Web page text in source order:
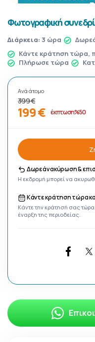
Φωτογραφική
Διάρκεια: 3 ώρα
Κάντε κράτηση τώρα,
Πλήρωσε τώρα
Ανά άτομο
399 €
199 € έκπτωση %50
Δωρεάν ακύρωση &
Η εκδρομή μπορεί να
Κάντε κράτηση τώρα
Κάντε την κράτησή σας
έναρξη της περιοδείας.